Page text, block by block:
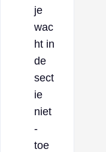
je
wac
ht in
de
sect
ie
niet
-
toe